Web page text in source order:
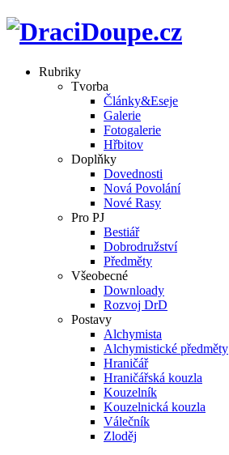
Rubriky
Tvorba
Články&Eseje
Galerie
Fotogalerie
Hřbitov
Doplňky
Dovednosti
Nová Povolání
Nové Rasy
Pro PJ
Bestiář
Dobrodružství
Předměty
Všeobecné
Downloady
Rozvoj DrD
Postavy
Alchymista
Alchymistické předměty
Hraničář
Hraničářská kouzla
Kouzelník
Kouzelnická kouzla
Válečník
Zloděj